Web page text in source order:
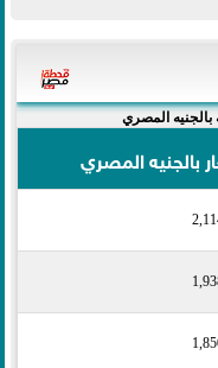
المصري
بالجنيه المصري